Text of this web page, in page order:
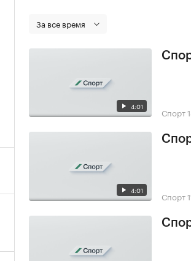
За все время
4:01 Спорт
4:01 Спорт